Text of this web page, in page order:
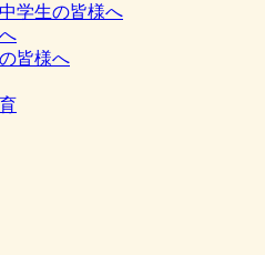
学生の皆様へ
皆様へ